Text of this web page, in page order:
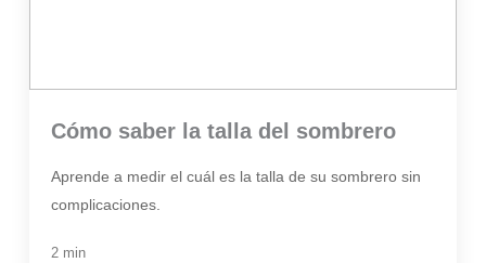
Cómo saber la talla del sombrero
Aprende a medir el cuál es la talla de su sombrero sin
complicaciones.
2 min